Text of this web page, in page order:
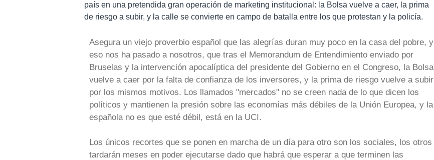
país en una pretendida gran operación de marketing institucional: la Bolsa vuelve a caer, la prima
de riesgo a subir, y la calle se convierte en campo de batalla entre los que protestan y la policía.
Asegura un viejo proverbio español que las alegrías duran muy poco en la casa del pobre, y
eso nos ha pasado a nosotros, que tras el Memorandum de Entendimiento enviado por
Bruselas y la intervención apocalíptica del presidente del Gobierno en el Congreso, la Bolsa
vuelve a caer por la falta de confianza de los inversores, y la prima de riesgo vuelve a subir
por los mismos motivos. Los llamados "mercados" no se creen nada de lo que dicen los
políticos y mantienen la presión sobre las economías más débiles de la Unión Europea, y la
española no es que esté débil, está en la UCI.
Los únicos recortes que se ponen en marcha de un día para otro son los sociales, los otros
tardarán meses en poder ejecutarse dado que habrá que esperar a que terminen las